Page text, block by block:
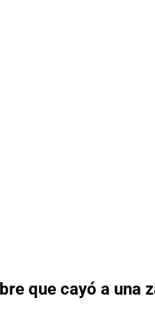
que cayó a una